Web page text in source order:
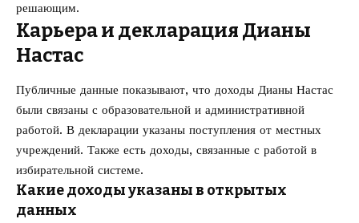
решающим.
Карьера и декларация Дианы
Настас
Публичные данные показывают, что доходы Дианы Настас
были связаны с образовательной и административной
работой. В декларации указаны поступления от местных
учреждений. Также есть доходы, связанные с работой в
избирательной системе.
Какие доходы указаны в открытых
данных